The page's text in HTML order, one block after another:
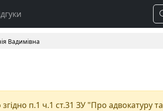
Вадимівна
п.1 ч.1 ст.31 ЗУ "Про адвокатуру та